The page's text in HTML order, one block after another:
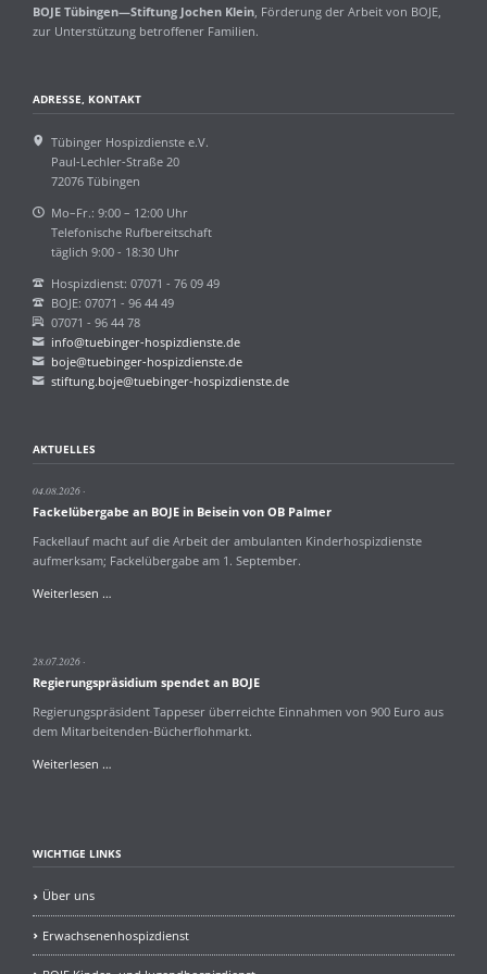
BOJE Tübingen—Stiftung Jochen Klein, Förderung der Arbeit von BOJE,
zur Unterstützung betroffener Familien.
ADRESSE, KONTAKT
Tübinger Hospizdienste e.V.
Paul-Lechler-Straße 20
72076 Tübingen
Mo–Fr.: 9:00 – 12:00 Uhr
Telefonische Rufbereitschaft
täglich 9:00 - 18:30 Uhr
Hospizdienst: 07071 - 76 09 49
BOJE: 07071 - 96 44 49
07071 - 96 44 78
info@tuebinger-hospizdienste.de
boje@tuebinger-hospizdienste.de
stiftung.boje@tuebinger-hospizdienste.de
AKTUELLES
04.08.2026
Fackelübergabe an BOJE in Beisein von OB Palmer
Fackellauf macht auf die Arbeit der ambulanten Kinderhospizdienste
aufmerksam; Fackelübergabe am 1. September.
Weiterlesen …
von
OB
Palmer
28.07.2026
Regierungspräsidium spendet an BOJE
Regierungspräsident Tappeser überreichte Einnahmen von 900 Euro aus
dem Mitarbeitenden-Bücherflohmarkt.
Weiterlesen …
WICHTIGE LINKS
Über uns
Erwachsenenhospizdienst